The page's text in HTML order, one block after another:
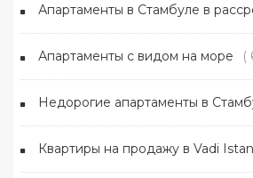
Апартаменты в Стамбуле в
Апартаменты с видом на море (
Недорогие апартаменты в
Квартиры на продажу в Vadi